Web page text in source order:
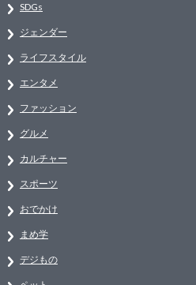
SDGs
ジェンダー
ライフスタイル
エンタメ
ファッション
グルメ
カルチャー
スポーツ
おでかけ
まめ学
デジもの